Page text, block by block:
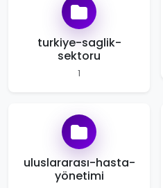
turkiye-saglik-
sektoru
1
uluslararası-hasta-
yönetimi